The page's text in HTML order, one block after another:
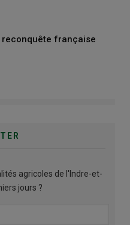
reconquête française
agricoles de l'Indre-et-
jours ?